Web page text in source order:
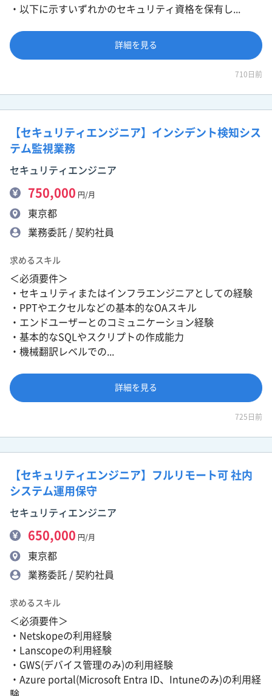
・以下に示すいずれかのセキュリティ資格を保有し...
詳細を見る
710日前
【セキュリティエンジニア】インシデント検知シス
テム監視業務
セキュリティエンジニア
750,000 円/月
東京都
業務委託 / 契約社員
求めるスキル
＜必須要件＞
・セキュリティまたはインフラエンジニアとしての経験
・PPTやエクセルなどの基本的なOAスキル
・エンドユーザーとのコミュニケーション経験
・基本的なSQLやスクリプトの作成能力
・機械翻訳レベルでの...
詳細を見る
725日前
【セキュリティエンジニア】フルリモート可 社内
システム運用保守
セキュリティエンジニア
650,000 円/月
東京都
業務委託 / 契約社員
求めるスキル
＜必須要件＞
・Netskopeの利用経験
・Lanscopeの利用経験
・GWS(デバイス管理のみ)の利用経験
・Azure portal(Microsoft Entra ID、Intuneのみ)の利用経
験